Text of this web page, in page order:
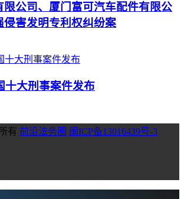
限公司、厦门富可汽车配件有限公
侵害发明专利权纠纷案
十大刑事案件发布
有 前沿法务圈 闽ICP备13016439号-3